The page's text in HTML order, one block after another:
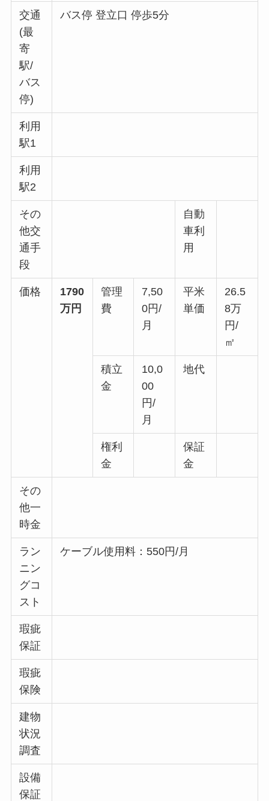
交通
(最
寄
駅/
バス
停)
バス停 登立口 停歩5分
利用
駅1
利用
駅2
その
他交
通手
段
自動
車利
用
価格
1790
万円
管理
費
7,50
0円/
月
平米
単価
26.5
8万
円/
㎡
積立
金
10,0
00
円/
月
地代
権利
金
保証
金
その
他一
時金
ラン
ニン
グコ
スト
ケーブル使用料：550円/月
瑕疵
保証
瑕疵
保険
建物
状況
調査
設備
保証